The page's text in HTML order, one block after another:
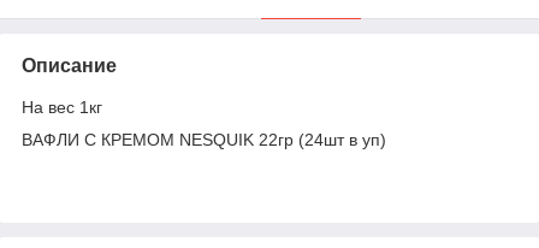
Описание
На вес 1кг
ВАФЛИ С КРЕМОМ NESQUIK 22гр (24шт в уп)